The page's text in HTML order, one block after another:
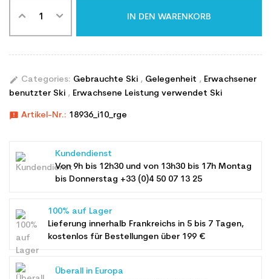
IN DEN WARENKORB
edit Categories: Gebrauchte Ski , Gelegenheit , Erwachsener
benutzter Ski , Erwachsene Leistung verwendet Ski
announcement Artikel-Nr.: 18936_i10_rge
Kundendienst
Von 9h bis 12h30 und von 13h30 bis 17h Montag
bis Donnerstag +33 (0)4 50 07 13 25
100% auf Lager
Lieferung innerhalb Frankreichs in 5 bis 7 Tagen,
kostenlos für Bestellungen über 199 €
Überall in Europa